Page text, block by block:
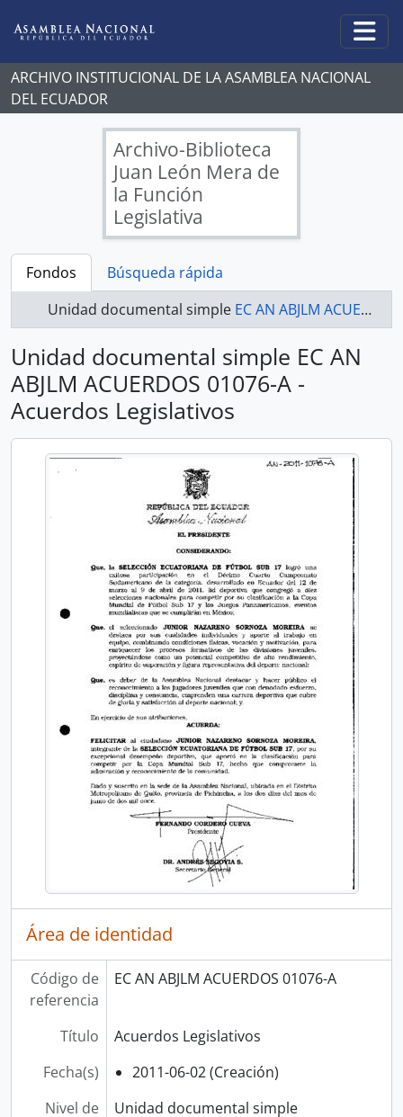
ARCHIVO INSTITUCIONAL DE LA ASAMBLEA NACIONAL
DEL ECUADOR
Archivo-Biblioteca
Juan León Mera de
la Función
Legislativa
Fondos
Búsqueda rápida
Unidad documental simple EC AN ABJLM ACUERDOS 01076-A - Acuerdos Legislativos
Unidad documental simple EC AN
ABJLM ACUERDOS 01076-A -
Acuerdos Legislativos
Área de identidad
Código de
referencia
EC AN ABJLM ACUERDOS 01076-A
Título
Acuerdos Legislativos
Fecha(s)
2011-06-02 (Creación)
Nivel de
Unidad documental simple